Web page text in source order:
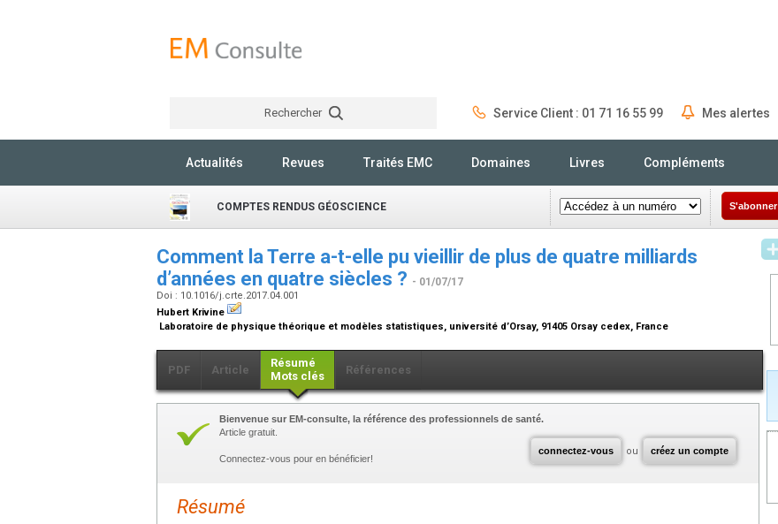
Rechercher Service Client : 01 71 16 55 99 Mes alertes
Actualités Revues Traités EMC Domaines Livres Compléments
COMPTES RENDUS GÉOSCIENCE S'abonner
Comment la Terre a-t-elle pu vieillir de plus de quatre milliards
d’années en quatre siècles ? - 01/07/17
Doi : 10.1016/j.crte.2017.04.001
Hubert Krivine
Laboratoire de physique théorique et modèles statistiques, université d’Orsay, 91405 Orsay cedex, France
PDF Article
Résumé
Mots clés
Références
connectez-vous ou créez un compte
Bienvenue sur EM-consulte, la référence des professionnels de santé.
Article gratuit.
Connectez-vous pour en bénéficier!
Résumé